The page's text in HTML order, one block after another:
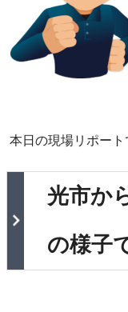
本日の現場リポート
光市か
の様子